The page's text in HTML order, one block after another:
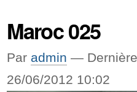
Maroc 025
Par admin —
26/06/2012 10:02